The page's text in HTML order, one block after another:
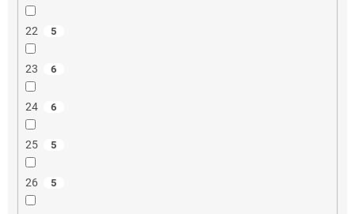
22 5
23 6
24 6
25 5
26 5